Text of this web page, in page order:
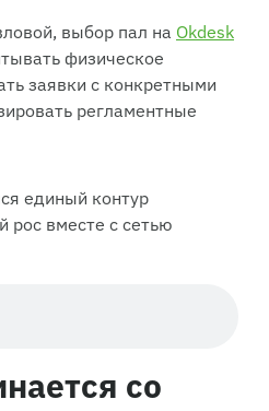
выбор пал на Okdesk
физическое
заявки с конкретными
регламентные
единый контур
рос вместе с сетью
со